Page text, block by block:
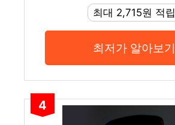
최대 2,715원 적립
최저가 알아보기
4